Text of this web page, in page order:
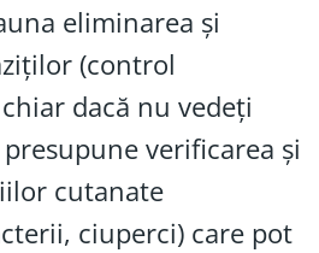
eliminarea și
(control
dacă nu vedeți
verificarea și
cutanate
ciuperci) care pot